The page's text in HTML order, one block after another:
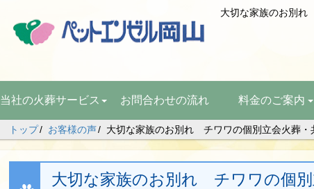
当社の火葬サービス お問合わせの流れ 料金のご案内
トップ お客様の声 大切な家族のお別れ チワワの個別立会火葬
大切な家族のお別れ チワワの個別